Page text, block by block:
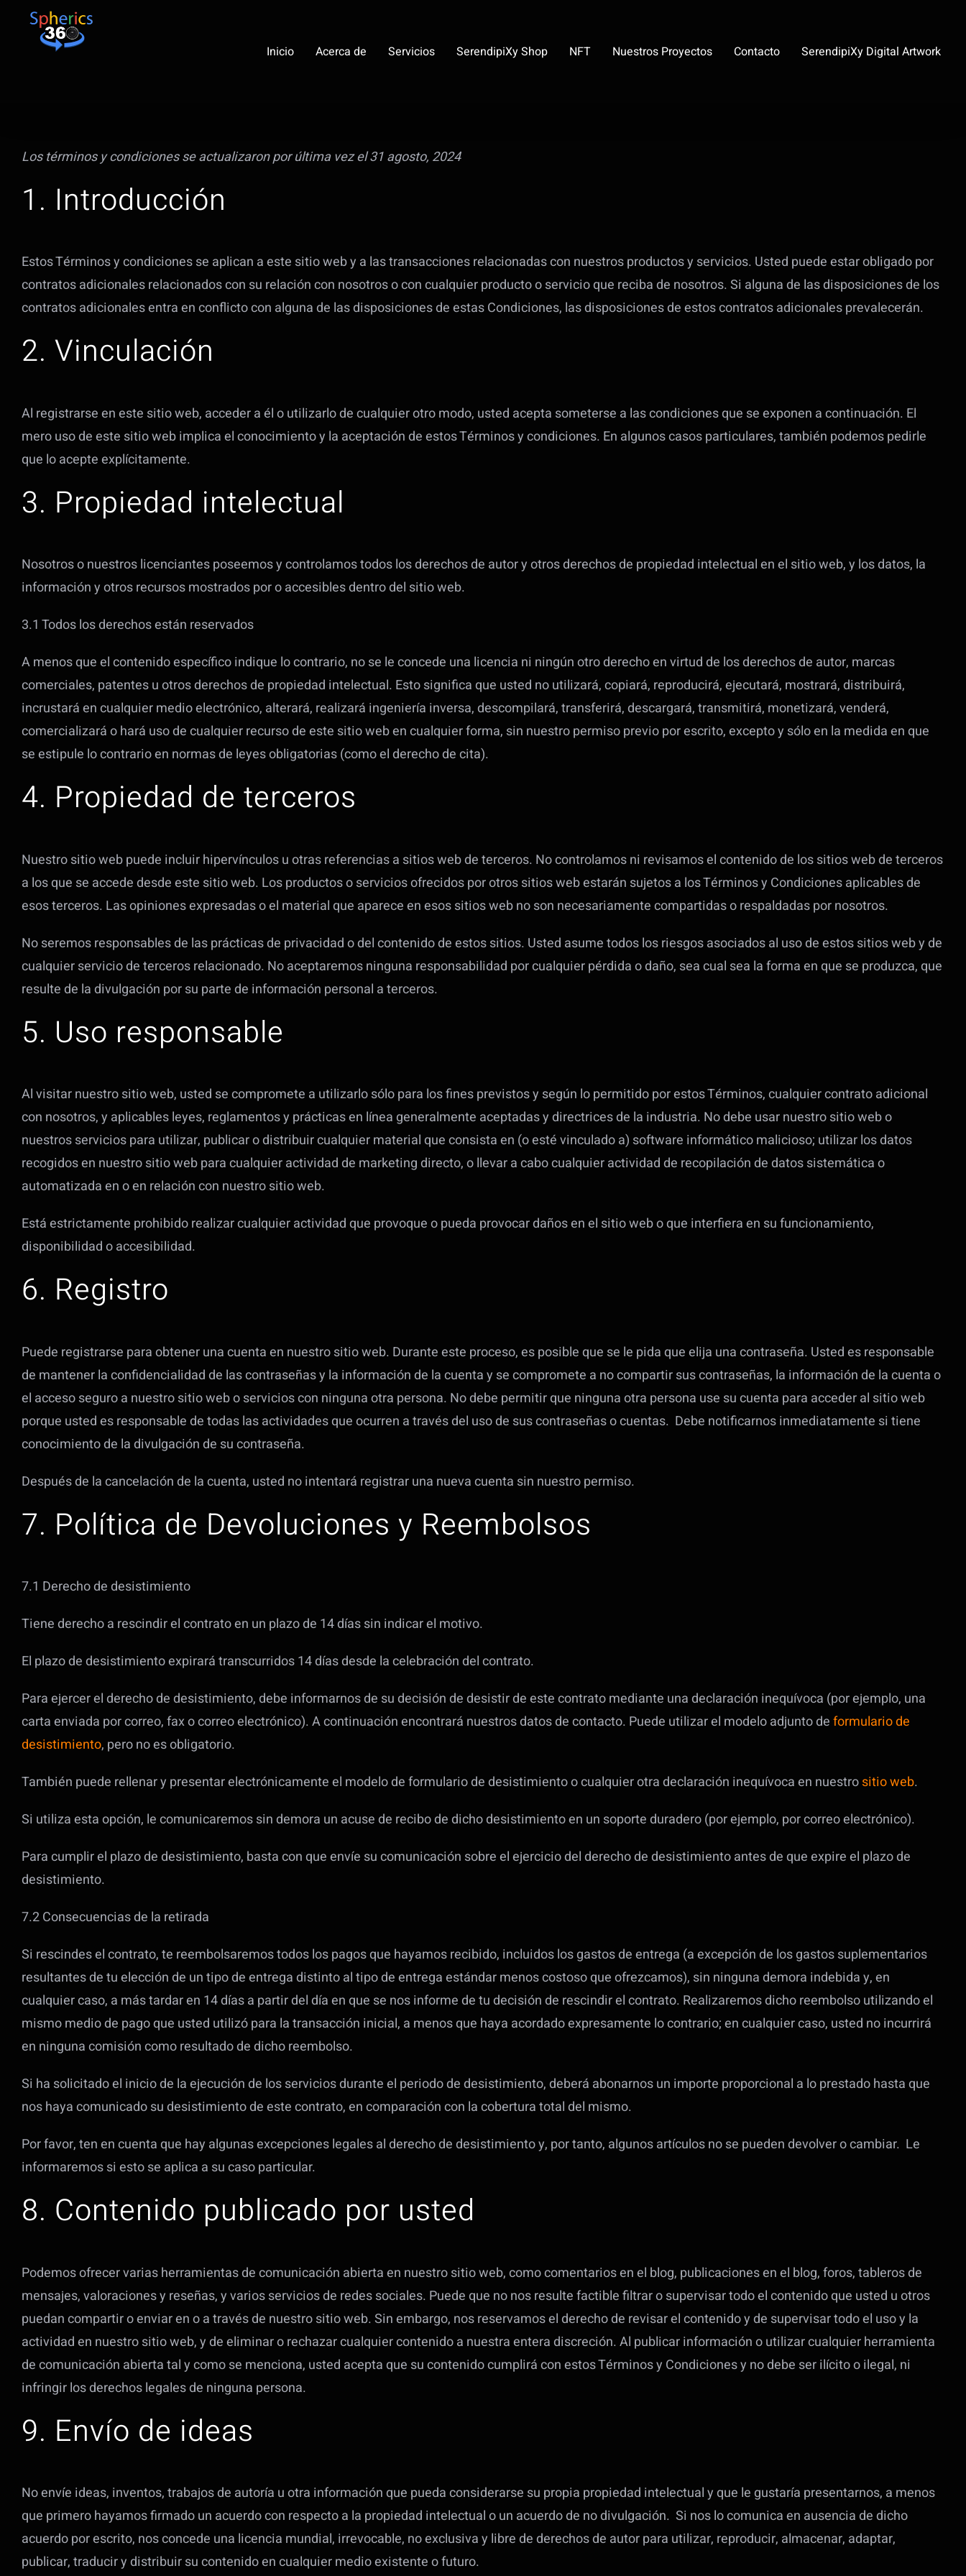
Saltar
contenido
Inicio Acerca de Servicios SerendipiXy Shop NFT Nuestros Proyectos Contacto SerendipiXy Digital Artwork
Los términos y condiciones se actualizaron por última vez el 31 agosto, 2024
1. Introducción
Estos Términos y condiciones se aplican a este sitio web y a las transacciones relacionadas con nuestros productos y servicios. Usted puede estar obligado por
contratos adicionales relacionados con su relación con nosotros o con cualquier producto o servicio que reciba de nosotros. Si alguna de las disposiciones de los
contratos adicionales entra en conflicto con alguna de las disposiciones de estas Condiciones, las disposiciones de estos contratos adicionales prevalecerán.
2. Vinculación
Al registrarse en este sitio web, acceder a él o utilizarlo de cualquier otro modo, usted acepta someterse a las condiciones que se exponen a continuación. El
mero uso de este sitio web implica el conocimiento y la aceptación de estos Términos y condiciones. En algunos casos particulares, también podemos pedirle
que lo acepte explícitamente.
3. Propiedad intelectual
Nosotros o nuestros licenciantes poseemos y controlamos todos los derechos de autor y otros derechos de propiedad intelectual en el sitio web, y los datos, la
información y otros recursos mostrados por o accesibles dentro del sitio web.
3.1 Todos los derechos están reservados
A menos que el contenido específico indique lo contrario, no se le concede una licencia ni ningún otro derecho en virtud de los derechos de autor, marcas
comerciales, patentes u otros derechos de propiedad intelectual. Esto significa que usted no utilizará, copiará, reproducirá, ejecutará, mostrará, distribuirá,
incrustará en cualquier medio electrónico, alterará, realizará ingeniería inversa, descompilará, transferirá, descargará, transmitirá, monetizará, venderá,
comercializará o hará uso de cualquier recurso de este sitio web en cualquier forma, sin nuestro permiso previo por escrito, excepto y sólo en la medida en que
se estipule lo contrario en normas de leyes obligatorias (como el derecho de cita).
4. Propiedad de terceros
Nuestro sitio web puede incluir hipervínculos u otras referencias a sitios web de terceros. No controlamos ni revisamos el contenido de los sitios web de terceros
a los que se accede desde este sitio web. Los productos o servicios ofrecidos por otros sitios web estarán sujetos a los Términos y Condiciones aplicables de
esos terceros. Las opiniones expresadas o el material que aparece en esos sitios web no son necesariamente compartidas o respaldadas por nosotros.
No seremos responsables de las prácticas de privacidad o del contenido de estos sitios. Usted asume todos los riesgos asociados al uso de estos sitios web y de
cualquier servicio de terceros relacionado. No aceptaremos ninguna responsabilidad por cualquier pérdida o daño, sea cual sea la forma en que se produzca, que
resulte de la divulgación por su parte de información personal a terceros.
5. Uso responsable
Al visitar nuestro sitio web, usted se compromete a utilizarlo sólo para los fines previstos y según lo permitido por estos Términos, cualquier contrato adicional
con nosotros, y aplicables leyes, reglamentos y prácticas en línea generalmente aceptadas y directrices de la industria. No debe usar nuestro sitio web o
nuestros servicios para utilizar, publicar o distribuir cualquier material que consista en (o esté vinculado a) software informático malicioso; utilizar los datos
recogidos en nuestro sitio web para cualquier actividad de marketing directo, o llevar a cabo cualquier actividad de recopilación de datos sistemática o
automatizada en o en relación con nuestro sitio web.
Está estrictamente prohibido realizar cualquier actividad que provoque o pueda provocar daños en el sitio web o que interfiera en su funcionamiento,
disponibilidad o accesibilidad.
6. Registro
Puede registrarse para obtener una cuenta en nuestro sitio web. Durante este proceso, es posible que se le pida que elija una contraseña. Usted es responsable
de mantener la confidencialidad de las contraseñas y la información de la cuenta y se compromete a no compartir sus contraseñas, la información de la cuenta o
el acceso seguro a nuestro sitio web o servicios con ninguna otra persona. No debe permitir que ninguna otra persona use su cuenta para acceder al sitio web
porque usted es responsable de todas las actividades que ocurren a través del uso de sus contraseñas o cuentas. Debe notificarnos inmediatamente si tiene
conocimiento de la divulgación de su contraseña.
Después de la cancelación de la cuenta, usted no intentará registrar una nueva cuenta sin nuestro permiso.
7. Política de Devoluciones y Reembolsos
7.1 Derecho de desistimiento
Tiene derecho a rescindir el contrato en un plazo de 14 días sin indicar el motivo.
El plazo de desistimiento expirará transcurridos 14 días desde la celebración del contrato.
Para ejercer el derecho de desistimiento, debe informarnos de su decisión de desistir de este contrato mediante una declaración inequívoca (por ejemplo, una
carta enviada por correo, fax o correo electrónico). A continuación encontrará nuestros datos de contacto. Puede utilizar el modelo adjunto deformulario de
desistimiento, pero no es obligatorio.
También puede rellenar y presentar electrónicamente el modelo de formulario de desistimiento o cualquier otra declaración inequívoca en nuestrositio web.
Si utiliza esta opción, le comunicaremos sin demora un acuse de recibo de dicho desistimiento en un soporte duradero (por ejemplo, por correo electrónico).
Para cumplir el plazo de desistimiento, basta con que envíe su comunicación sobre el ejercicio del derecho de desistimiento antes de que expire el plazo de
desistimiento.
7.2 Consecuencias de la retirada
Si rescindes el contrato, te reembolsaremos todos los pagos que hayamos recibido, incluidos los gastos de entrega (a excepción de los gastos suplementarios
resultantes de tu elección de un tipo de entrega distinto al tipo de entrega estándar menos costoso que ofrezcamos), sin ninguna demora indebida y, en
cualquier caso, a más tardar en 14 días a partir del día en que se nos informe de tu decisión de rescindir el contrato. Realizaremos dicho reembolso utilizando el
mismo medio de pago que usted utilizó para la transacción inicial, a menos que haya acordado expresamente lo contrario; en cualquier caso, usted no incurrirá
en ninguna comisión como resultado de dicho reembolso.
Si ha solicitado el inicio de la ejecución de los servicios durante el periodo de desistimiento, deberá abonarnos un importe proporcional a lo prestado hasta que
nos haya comunicado su desistimiento de este contrato, en comparación con la cobertura total del mismo.
Por favor, ten en cuenta que hay algunas excepciones legales al derecho de desistimiento y, por tanto, algunos artículos no se pueden devolver o cambiar. Le
informaremos si esto se aplica a su caso particular.
8. Contenido publicado por usted
Podemos ofrecer varias herramientas de comunicación abierta en nuestro sitio web, como comentarios en el blog, publicaciones en el blog, foros, tableros de
mensajes, valoraciones y reseñas, y varios servicios de redes sociales. Puede que no nos resulte factible filtrar o supervisar todo el contenido que usted u otros
puedan compartir o enviar en o a través de nuestro sitio web. Sin embargo, nos reservamos el derecho de revisar el contenido y de supervisar todo el uso y la
actividad en nuestro sitio web, y de eliminar o rechazar cualquier contenido a nuestra entera discreción. Al publicar información o utilizar cualquier herramienta
de comunicación abierta tal y como se menciona, usted acepta que su contenido cumplirá con estos Términos y Condiciones y no debe ser ilícito o ilegal, ni
infringir los derechos legales de ninguna persona.
9. Envío de ideas
No envíe ideas, inventos, trabajos de autoría u otra información que pueda considerarse su propia propiedad intelectual y que le gustaría presentarnos, a menos
que primero hayamos firmado un acuerdo con respecto a la propiedad intelectual o un acuerdo de no divulgación. Si nos lo comunica en ausencia de dicho
acuerdo por escrito, nos concede una licencia mundial, irrevocable, no exclusiva y libre de derechos de autor para utilizar, reproducir, almacenar, adaptar,
publicar, traducir y distribuir su contenido en cualquier medio existente o futuro.